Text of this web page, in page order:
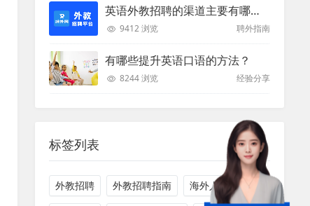
英语外教招聘的渠道主要有哪些？
9412 浏览 聘外指南
有哪些提升英语口语的方法？
8244 浏览 经验分享
标签列表
外教招聘 外教招聘指南 海外人才